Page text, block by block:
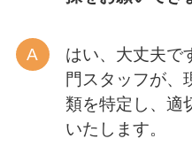
はい、大丈夫で
門スタッフが、
類を特定し、適
いたします。